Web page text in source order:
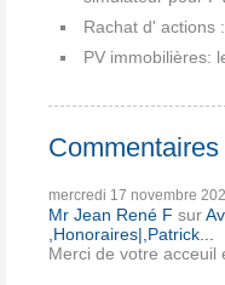
Rachat d' actions
PV immobilières:
mercredi 17 novembre
Mr Jean René F sur
,Honoraires|,Patrick...
Merci de votre acceuil